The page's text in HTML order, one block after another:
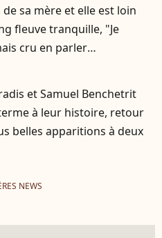
sa mère et elle est loin
fleuve tranquille, "Je
cru en parler
et Samuel Benchetrit
à leur histoire, retour
belles apparitions à deux
NEWS